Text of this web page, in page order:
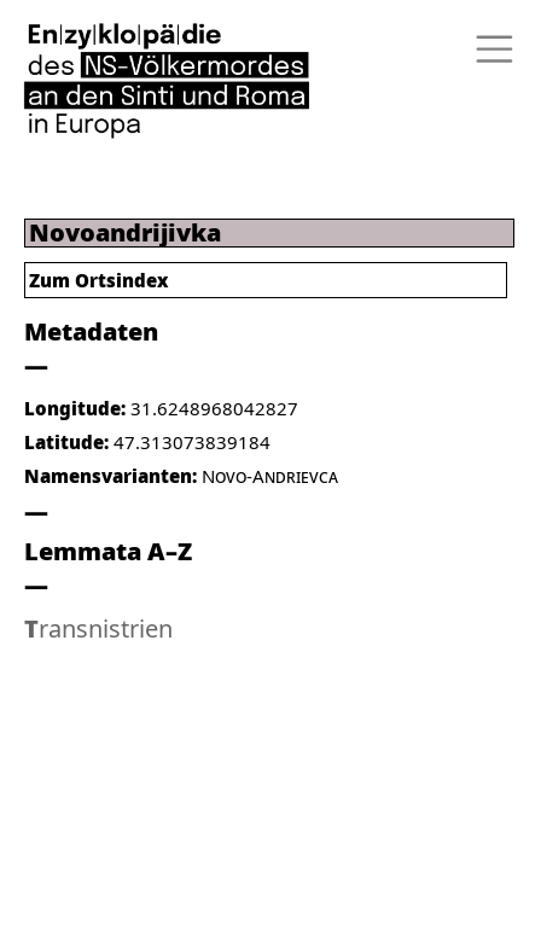
Novoandrijivka
Metadaten
Longitude: 31.6248968042827
Latitude: 47.313073839184
Namensvarianten: Novo-Andrievca
Lemmata A–Z
Transnistrien
Zum Ortsindex